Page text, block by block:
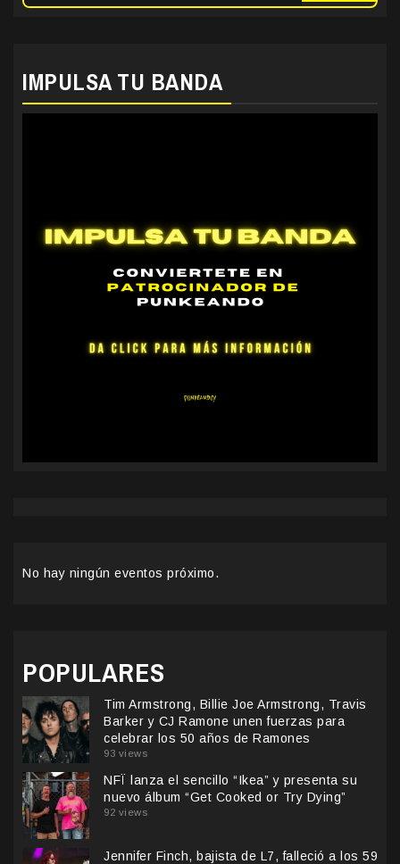
IMPULSA TU BANDA
No hay ningún eventos próximo.
POPULARES
Tim Armstrong, Billie Joe Armstrong, Travis
Barker y CJ Ramone unen fuerzas para
celebrar los 50 años de Ramones
93 views
NFÏ lanza el sencillo “Ikea” y presenta su
nuevo álbum “Get Cooked or Try Dying”
92 views
Jennifer Finch, bajista de L7, falleció a los 59